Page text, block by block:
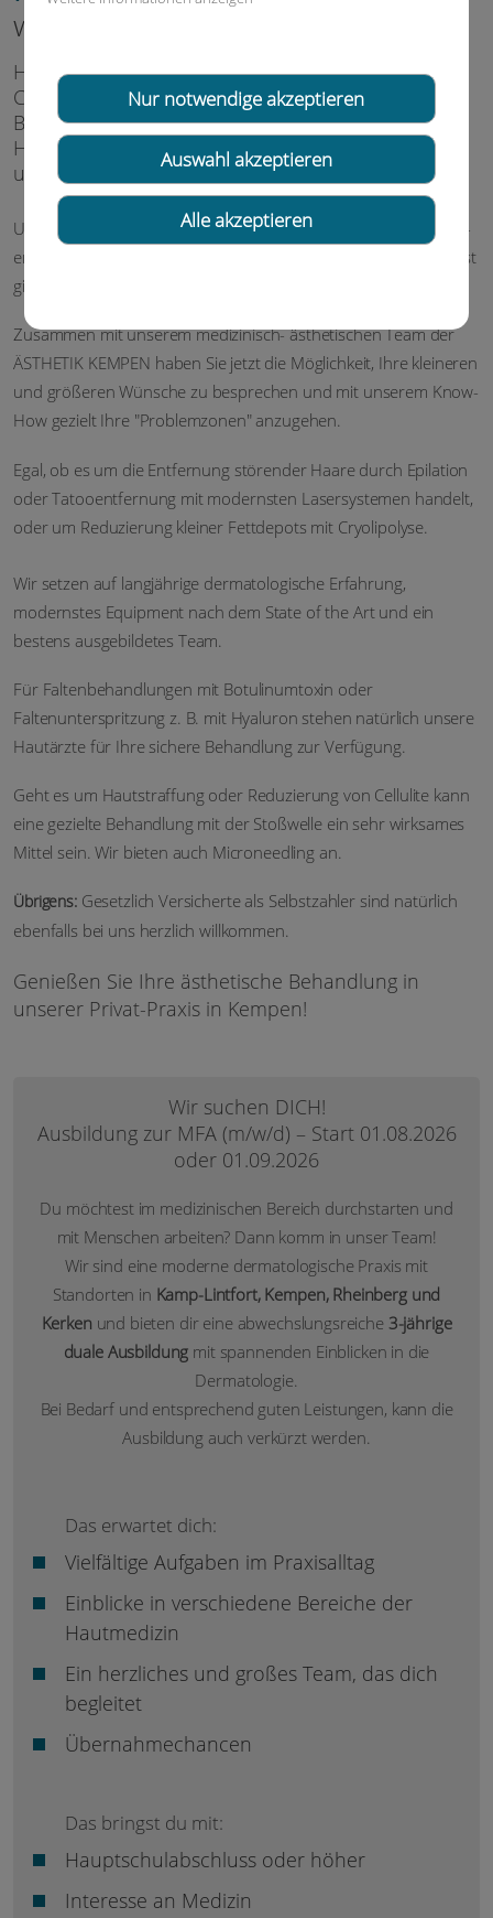
Nur notwendige akzeptieren
Auswahl akzeptieren
Alle akzeptieren
wohl in Ihrer Haut!
Haarentfernung - Laserepilation · Tattooentfernung ·
Cryolipolyse - Fettreduzierung · Microneedling ·
Botulinumtoxin · Faltenbehandlung · Hyaluron ·
Hautstraffung & Cellulite-Reduzierung mit Stoßwelle
u.v.m.
Unser persönliches Schönheitsgefühl und ästhetisches Körper­
em­pfinden hat sehr viel mit unserer Haut zu tun. Nicht umsonst
gilt der Satz "Schönheit ist Hautsache"!
Zusammen mit unserem medizinisch- ästhetischen Team der
ÄSTHETIK KEMPEN haben Sie jetzt die Möglichkeit, Ihre kleineren
und größeren Wünsche zu besprechen und mit unserem Know-
How gezielt Ihre "Problemzonen" anzugehen.
Egal, ob es um die Entfernung störender Haare durch Epilation
oder Tatooentfernung mit modernsten Lasersystemen handelt,
oder um Reduzierung kleiner Fettdepots mit Cryolipolyse.
Wir setzen auf langjährige dermatologische Erfahrung,
modernstes Equipment nach dem State of the Art und ein
bestens ausgebildetes Team.
Für Faltenbehandlungen mit Botulinumtoxin oder
Faltenunterspritzung z. B. mit Hyaluron stehen natürlich unsere
Hautärzte für Ihre sichere Behandlung zur Verfügung.
Geht es um Hautstraffung oder Reduzierung von Cellulite kann
eine gezielte Behandlung mit der Stoßwelle ein sehr wirksames
Mittel sein. Wir bieten auch Microneedling an.
Übrigens:Gesetzlich Versicherte als Selbstzahler sind natürlich
ebenfalls bei uns herzlich willkommen.
Genießen Sie Ihre ästhetische Behandlung in
unserer Privat-Praxis in Kempen!
Wir suchen DICH!
Ausbildung zur MFA (m/w/d) – Start 01.08.2026
oder 01.09.2026
Du möchtest im medizinischen Bereich durchstarten und
mit Menschen arbeiten? Dann komm in unser Team!
Wir sind eine moderne dermatologische Praxis mit
Standorten in Kamp-Lintfort, Kempen, Rheinberg und
Kerken und bieten dir eine abwechslungsreiche 3-jährige
duale Ausbildung mit spannenden Einblicken in die
Dermatologie.
Bei Bedarf und entsprechend guten Leistungen, kann die
Ausbildung auch verkürzt werden.
Das erwartet dich:
Vielfältige Aufgaben im Praxisalltag
Einblicke in verschiedene Bereiche der
Hautmedizin
Ein herzliches und großes Team, das dich
begleitet
Übernahmechancen
Das bringst du mit:
Hauptschulabschluss oder höher
Interesse an Medizin